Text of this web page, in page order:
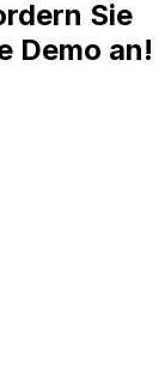
Sie
Demo an!